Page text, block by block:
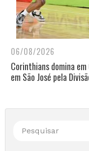
06/08/2026
Corinthians domina
em São José pela